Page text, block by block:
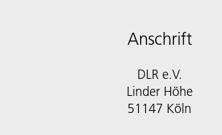
Anschrift
DLR e.V.
Linder Höhe
51147 Köln